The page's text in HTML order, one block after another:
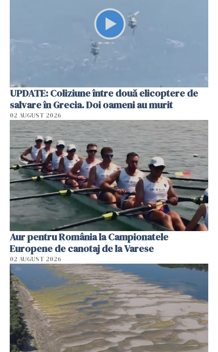
UPDATE: Coliziune între două elicoptere de
salvare în Grecia. Doi oameni au murit
02 AUGUST 2026
Aur pentru România la Campionatele
Europene de canotaj de la Varese
02 AUGUST 2026